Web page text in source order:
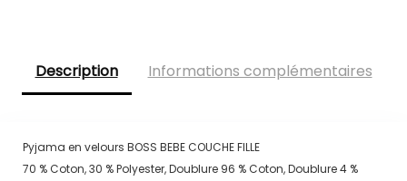
Description Informations complémentaires
Pyjama en velours BOSS BEBE COUCHE FILLE
70 % Coton, 30 % Polyester, Doublure 96 % Coton, Doublure 4 %